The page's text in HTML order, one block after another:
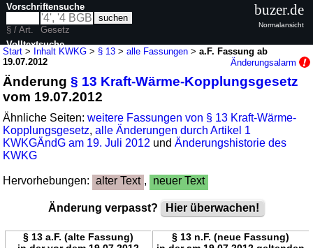
Start > Inhalt KWKG > § 13 >alle Fassungen >a.F. Fassung ab
19.07.2012
Änderungsalarm
Änderung§ 13 Kraft-Wärme-Kopplungsgesetz
vom 19.07.2012
Ähnliche Seiten:weitere Fassungen von § 13 Kraft-Wärme-
Kopplungsgesetz,alle Änderungen durch Artikel 1
KWKGÄndG am 19. Juli 2012 undÄnderungshistorie des
KWKG
Hervorhebungen: alter Text , neuer Text
Änderung verpasst? Hier überwachen!
§ 13 a.F. (alte Fassung)
§ 13 n.F. (neue Fassung)
Vorschriftensuche
§ / Art.
Gesetz
Volltextsuche
buzer.de
Normalansicht